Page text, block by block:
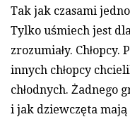
Tak jak czasami
Tylko uśmiech jest
zrozumiały.
innych chłopcy
chłodnych. Żadnego
i jak dziewczęta mają